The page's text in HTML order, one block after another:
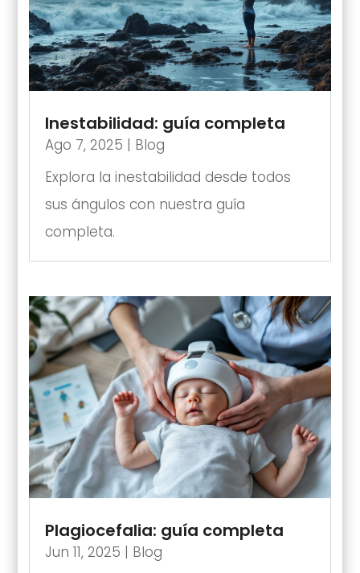
Inestabilidad: guía completa
Ago 7, 2025 | Blog
Explora la inestabilidad desde todos
sus ángulos con nuestra guía
completa.
Plagiocefalia: guía completa
Jun 11, 2025 | Blog